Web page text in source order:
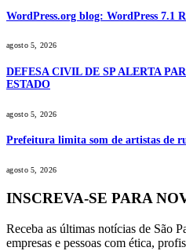
WordPress.org blog: WordPress 7.1
agosto 5, 2026
DEFESA CIVIL DE SP ALERTA
ESTADO
agosto 5, 2026
Prefeitura limita som de artistas de
agosto 5, 2026
INSCREVA-SE PARA
Receba as últimas notícias de São
empresas e pessoas com ética,